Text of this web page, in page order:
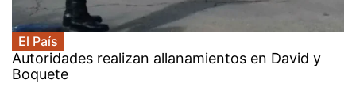
El País
Autoridades realizan allanamientos en David y
Boquete